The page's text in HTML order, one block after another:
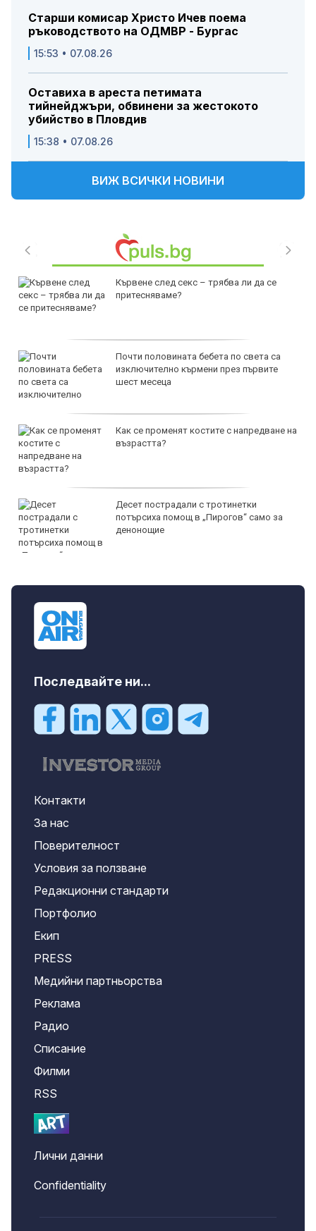
Старши комисар Христо Ичев поема
ръководството на ОДМВР - Бургас
15:53 • 07.08.26
Оставиха в ареста петимата
тийнейджъри, обвинени за жестокото
убийство в Пловдив
15:38 • 07.08.26
ВИЖ ВСИЧКИ НОВИНИ
Кървене след секс – трябва ли да се
притесняваме?
Почти половината бебета по света са
изключително кърмени през първите
шест месеца
Как се променят костите с напредване на
възрастта?
Десет пострадали с тротинетки
потърсиха помощ в „Пирогов“ само за
денонощие
Последвайте ни...
Контакти
За нас
Поверителност
Условия за ползване
Редакционни стандарти
Портфолио
Екип
PRESS
Медийни партньорства
Реклама
Радио
Списание
Филми
RSS
Лични данни
Confidentiality